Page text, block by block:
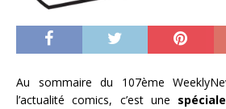
Au sommaire du 107ème
l’actualité comics, c’est une